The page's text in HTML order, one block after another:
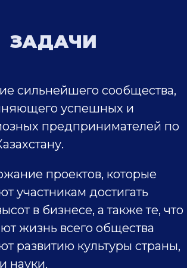
ЗАДАЧИ
сильнейшего сообщества,
успешных и
предпринимателей по
проектов, которые
участникам достигать
в бизнесе, а также те, что
жизнь всего общества
развитию культуры страны,
науки.